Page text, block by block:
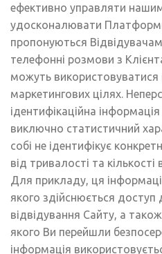
ефективно управляти
удосконалювати Платформи
пропонуються
телефонні розмови з
можуть використовуватися
маркетингових цілях.
ідентифікаційна
виключно статистичний
собі не ідентифікує
від тривалості та
Для прикладу, ця
якого здійснюється доступ
відвідування Сайту, а
якого Ви перейшли
інформація